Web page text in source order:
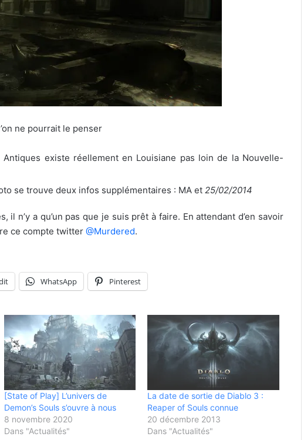
ne pourrait le penser
Antiques existe réellement en Louisiane pas loin de la Nouvelle-
se trouve deux infos supplémentaires : MA et 25/02/2014
il n’y a qu’un pas que je suis prêt à faire. En attendant d’en savoir
ce compte twitter @Murdered.
WhatsApp Pinterest
[State of Play] L’univers de
Demon’s Souls s’ouvre à nous
8 novembre 2020
Dans "Actualités"
La date de sortie de Diablo 3 :
Reaper of Souls connue
20 décembre 2013
Dans "Actualités"